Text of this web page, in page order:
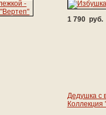
1 790 руб.
Дедушка с
Коллекция